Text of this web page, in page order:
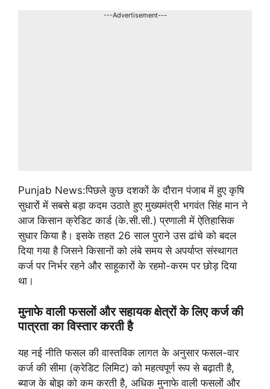
---Advertisement---
Punjab News:पिछले कुछ दशकों के दौरान पंजाब में हुए कृषि
सुधारों में सबसे बड़ा कदम उठाते हुए मुख्यमंत्री भगवंत सिंह मान ने
आज किसान क्रेडिट कार्ड (के.सी.सी.) प्रणाली में ऐतिहासिक
सुधार किया है। इसके तहत 26 साल पुराने उस ढांचे को बदल
दिया गया है जिसने किसानों को लंबे समय से अपर्याप्त संस्थागत
कर्ज पर निर्भर रहने और साहूकारों के रहमो-करम पर छोड़ दिया
था।
मुनाफे वाली फसलों और सहायक क्षेत्रों के लिए कर्ज की
पात्रता का विस्तार करती है
यह नई नीति फसल की वास्तविक लागत के अनुसार फसल-वार
कर्ज की सीमा (क्रेडिट लिमिट) को महत्वपूर्ण रूप से बढ़ाती है,
ब्याज के बोझ को कम करती है, अधिक मुनाफे वाली फसलों और